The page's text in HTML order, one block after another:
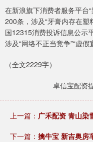
在新浪旗下消费者服务平台
200条，涉及“牙膏内存在塑
国12315消费投诉信息公示
涉及“网络不正当竞争”“虚假
（全文2229字）
卓信宝配资
上一篇： 广禾配资 青山染
下一篇： 擒牛宝 新吉奥房